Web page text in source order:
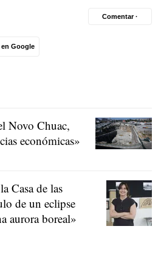
en Google
Comentar ·
Novo Chuac,
económicas»
Casa de las
de un eclipse
aurora boreal»